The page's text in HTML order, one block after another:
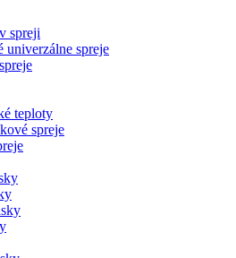
spreji
spreje
teploty
spreje